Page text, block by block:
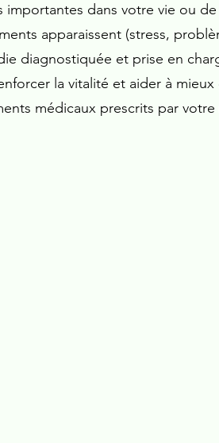
importantes dans votre vie ou
apparaissent (stress,
diagnostiquée et prise en
la vitalité et aider à
médicaux prescrits par votre